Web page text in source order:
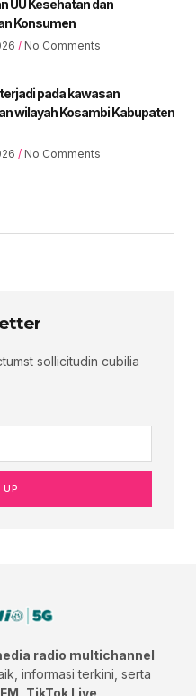
UU Kesehatan dan
Konsumen
No Comments
pada kawasan
wilayah Kosambi Kabupaten
No Comments
sollicitudin cubilia
radio multichannel
informasi terkini, serta